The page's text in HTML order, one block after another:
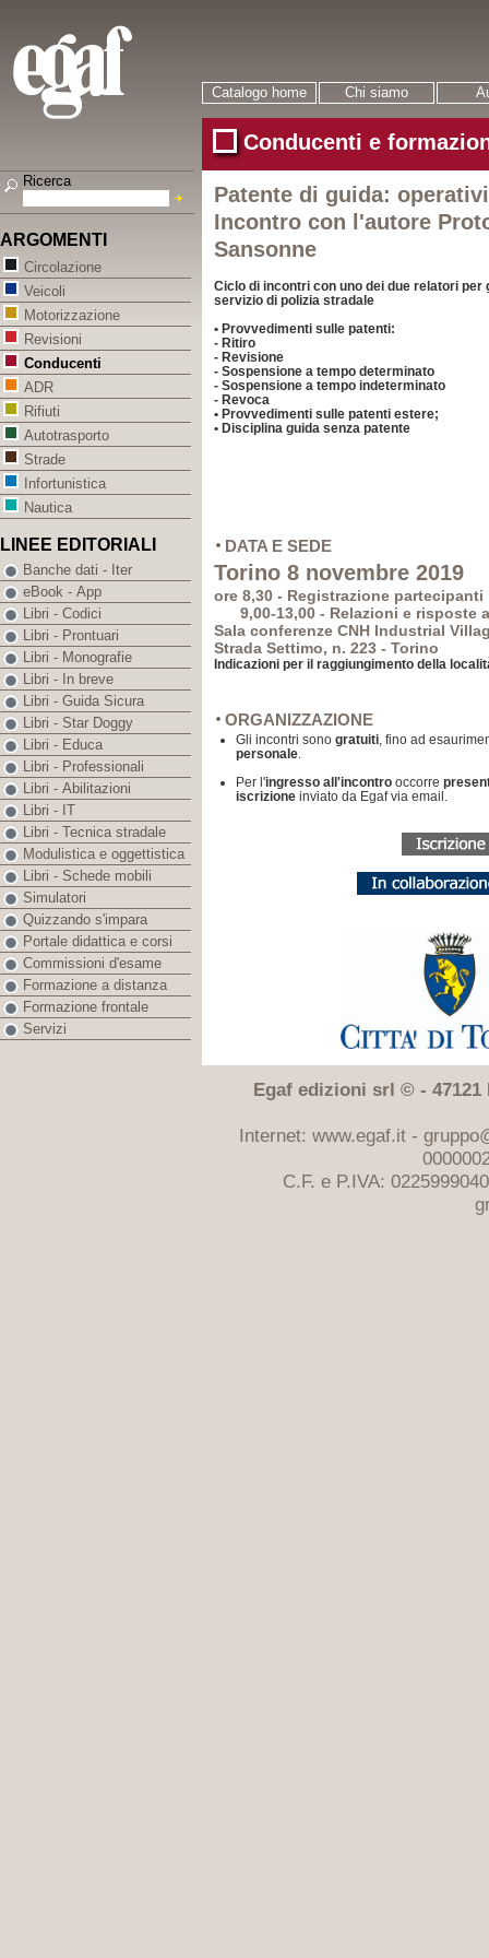
Catalogo home Chi siamo
Conducenti e
Patente di guida:
Incontro con l'autore
Sansonne
Ciclo di incontri con uno dei due relatori per
servizio di polizia stradale
• Provvedimenti sulle patenti:
- Ritiro
- Revisione
- Sospensione a tempo determinato
- Sospensione a tempo indeterminato
- Revoca
• Provvedimenti sulle patenti estere;
• Disciplina guida senza patente
DATA E SEDE
Torino 8 novembre 2019
ore 8,30 - Registrazione partecipanti
9,00-13,00 - Relazioni e risposte
Sala conferenze CNH Industrial
Strada Settimo, n. 223 - Torino
Indicazioni per il raggiungimento della
ORGANIZZAZIONE
Gli incontri sono gratuiti, fino ad
personale.
Per l'ingresso all'incontro occorre
iscrizione inviato da Egaf via email.
Egaf edizioni srl © - 47121
Internet: www.egaf.it -
C.F. e P.IVA:
Ricerca
ARGOMENTI
Circolazione
Veicoli
Motorizzazione
Revisioni
Conducenti
ADR
Rifiuti
Autotrasporto
Strade
Infortunistica
Nautica
LINEE EDITORIALI
Banche dati - Iter
eBook - App
Libri - Codici
Libri - Prontuari
Libri - Monografie
Libri - In breve
Libri - Guida Sicura
Libri - Star Doggy
Libri - Educa
Libri - Professionali
Libri - Abilitazioni
Libri - IT
Libri - Tecnica stradale
Modulistica e oggettistica
Libri - Schede mobili
Simulatori
Quizzando s'impara
Portale didattica e corsi
Commissioni d'esame
Formazione a distanza
Formazione frontale
Servizi